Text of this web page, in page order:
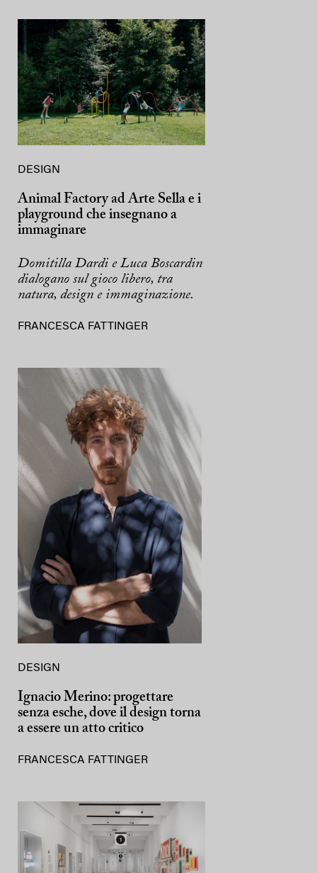
DESIGN
Animal Factory ad Arte Sella e i
playground che insegnano a
immaginare
Domitilla Dardi e Luca Boscardin
dialogano sul gioco libero, tra
natura, design e immaginazione.
FRANCESCA FATTINGER
DESIGN
Ignacio Merino: progettare
senza esche, dove il design torna
a essere un atto critico
FRANCESCA FATTINGER